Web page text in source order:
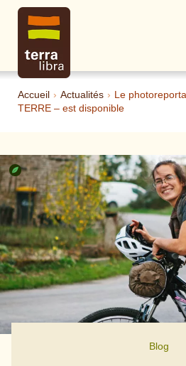
Accueil › Actualités › Le
TERRE – est disponible
Blog